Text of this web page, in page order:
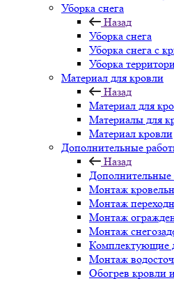
Уборка снега
Назад
Уборка снега
Уборка снега с
Уборка
Материал для кровли
Назад
Материал для
Материалы для
Материал кровли
Дополнительные
Назад
Дополнительные
Монтаж
Монтаж
Монтаж
Монтаж
Комплектующие
Монтаж
Обогрев кровли